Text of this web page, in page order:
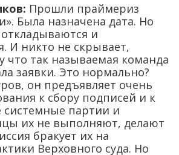
Прошли праймериз
Была назначена дата. Но
и
И никто не скрывает,
что так называемая команда
заявки. Это нормально?
он предъявляет очень
к сбору подписей и к
партии и
их не выполняют, делают
бракует их на
Верховного суда. Но